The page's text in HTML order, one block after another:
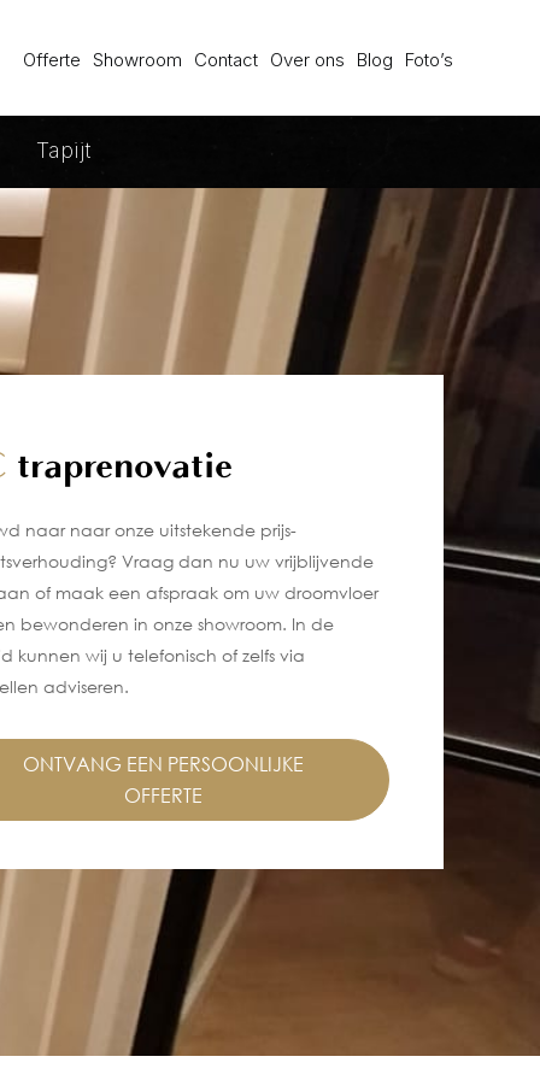
Offerte Showroom Contact Over ons Blog Foto’s
Tapijt
traprenovatie
naar naar onze uitstekende prijs-
Vraag dan nu uw vrijblijvende
of maak een afspraak om uw droomvloer
bewonderen in onze showroom. In de
kunnen wij u telefonisch of zelfs via
adviseren.
ONTVANG EEN PERSOONLIJKE
OFFERTE